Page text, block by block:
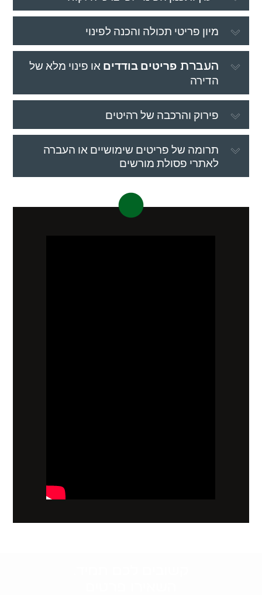
מיון פריטי תכולה והכנה לפינוי
העברתפריטים בודדים או פינוי מלא של
הדירה
פירוק והרכבה של רהיטים
תרומה של פריטים שימושיים או העברה
לאתרי פסולת מורשים